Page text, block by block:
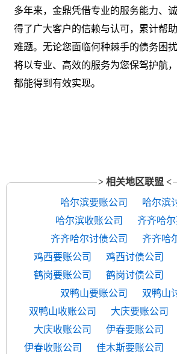
多年来，金鼎凭借专业的服务能力、
得了广大客户的信赖与认可，累计帮
难题。无论您面临何种棘手的债务困
将以专业、高效的服务为您保驾护航
都能得到有效实现。
> 相关地区联盟 <
哈尔滨要账公司
哈尔滨
哈尔滨收账公司
齐齐哈
齐齐哈尔讨债公司
齐齐哈
鸡西要账公司
鸡西讨债公司
鹤岗要账公司
鹤岗讨债公司
双鸭山要账公司
双鸭山
双鸭山收账公司
大庆要账公司
大庆收账公司
伊春要账公司
伊春收账公司
佳木斯要账公司